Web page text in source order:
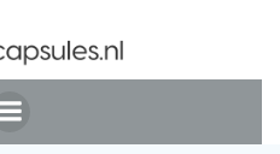
naar
de
inhoud